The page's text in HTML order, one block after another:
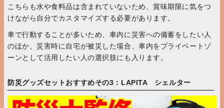
こちらも水や食料品は含まれていないため、賞味期限に気をつ
けながら自分でカスタマイズする必要があります。
車で行動することが多いため、車内に災害への備蓄をしたい人
のほか、災害時に自宅が被災した場合、車内をプライベートゾ
ーンとして活用したい人の選択肢にも入ります。
防災グッズセットおすすめその3：LAPITA シェルター